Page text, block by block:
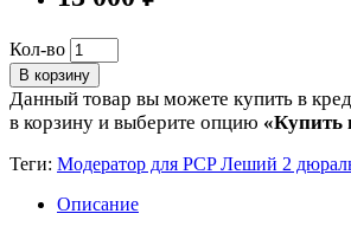
Кол-во
В корзину
Данный товар вы можете купить в
в корзину и выберите опцию «Купить
Теги: Модератор для PCP Леший 2
Описание